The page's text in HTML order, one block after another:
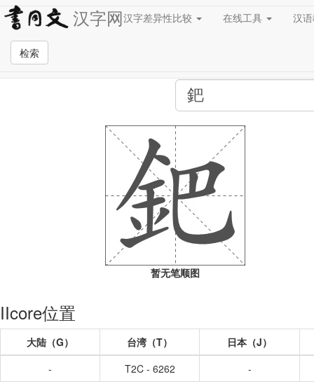
汉字网汉字差异性比较 在线工具 汉
检索
全站检索页面
暂无笔顺图
IIcore位置
大陆（G） 台湾（T）
日本（J）
-
T2C - 6262 -